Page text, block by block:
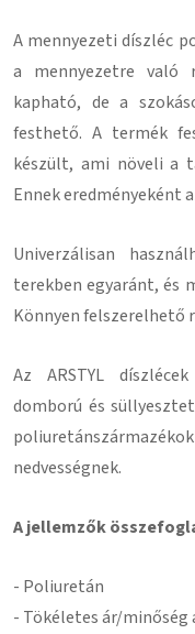
A mennyezeti díszléc
a mennyezetre való
kapható, de a
festhető. A termék
készült, ami növeli a
Ennek eredményeként
Univerzálisan
terekben egyaránt, és
Könnyen felszerelhető
Az ARSTYL
domború és
nedvességnek.
A jellemzők
- Poliuretán
- Tökéletes ár/minőség